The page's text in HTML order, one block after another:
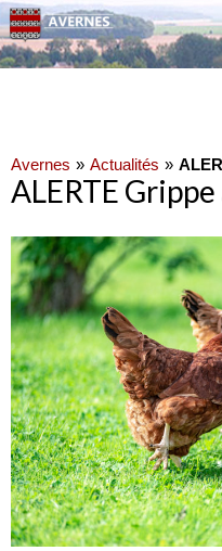
Avernes Actualités
ALERTE